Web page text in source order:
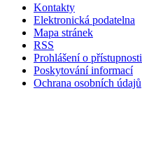
Kontakty
Elektronická podatelna
Mapa stránek
RSS
Prohlášení o přístupnosti
Poskytování informací
Ochrana osobních údajů